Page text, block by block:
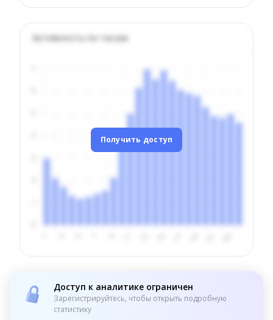
Активность по часам
Получить доступ
Доступ к аналитике ограничен
Зарегистрируйтесь, чтобы открыть подробную
статистику